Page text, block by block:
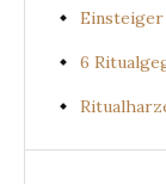
Einsteiger
6